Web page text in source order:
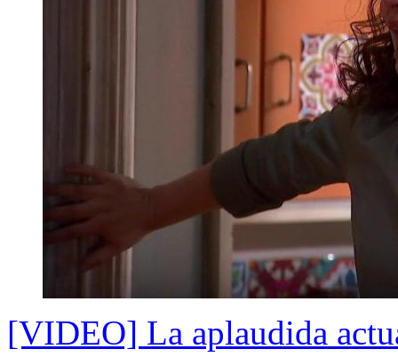
[VIDEO] La aplaudida